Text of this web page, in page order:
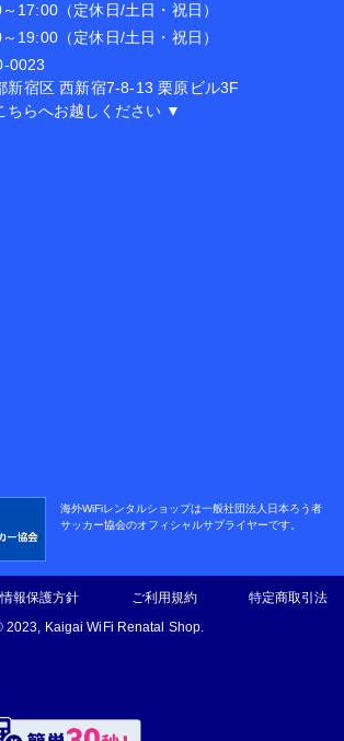
17:00（定休日/土日・祝日）
19:00（定休日/土日・祝日）
0023
新宿区 西新宿7-8-13 栗原ビル3F
ちらへお越しください ▼
海外WiFiレンタルショップは一般社団法人日本ろう者
サッカー協会のオフィシャルサプライヤーです。
報保護方針 ご利用規約
特定商取引法
2023, Kaigai WiFi Renatal Shop.